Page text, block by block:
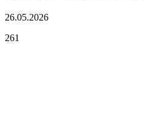
26.05.2026
261